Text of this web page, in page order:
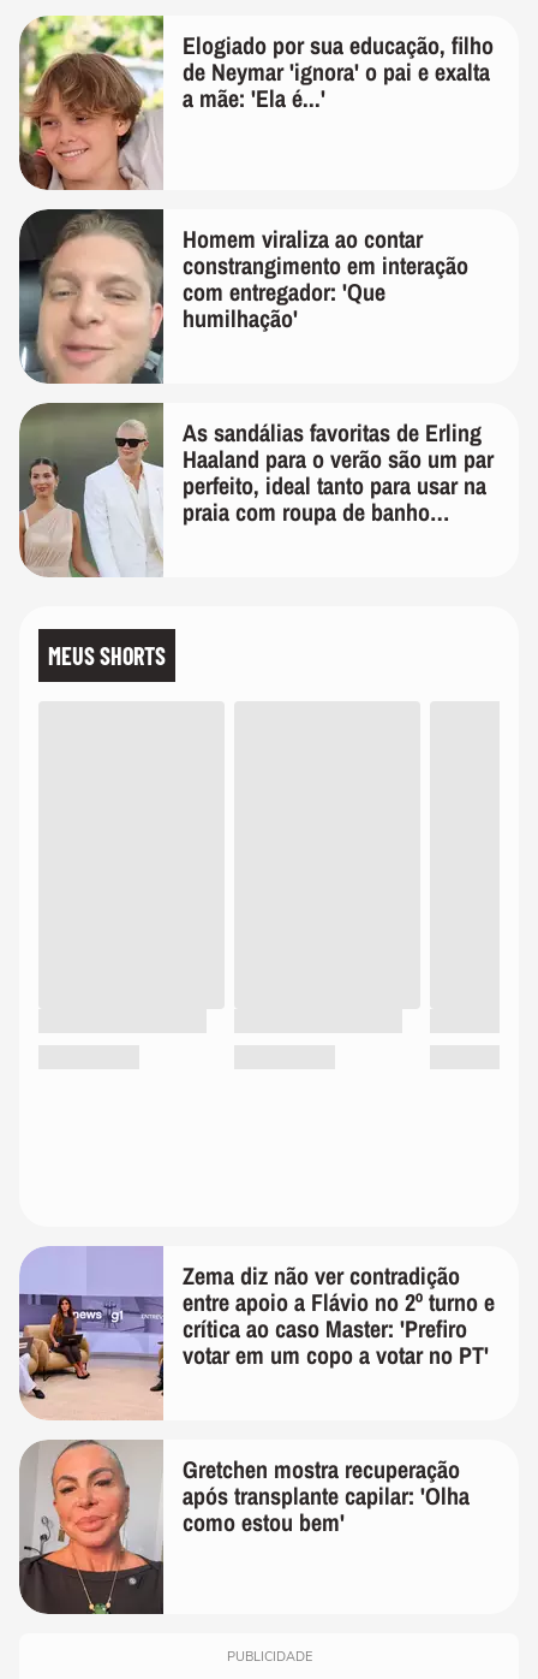
Elogiado por sua educação, filho
de Neymar 'ignora' o pai e exalta
a mãe: 'Ela é...'
Homem viraliza ao contar
constrangimento em interação
com entregador: 'Que
humilhação'
As sandálias favoritas de Erling
Haaland para o verão são um par
perfeito, ideal tanto para usar na
praia com roupa de banho
MEUS SHORTS
Zema diz não ver contradição
entre apoio a Flávio no 2º turno e
crítica ao caso Master: 'Prefiro
votar em um copo a votar no PT'
Gretchen mostra recuperação
após transplante capilar: 'Olha
como estou bem'
PUBLICIDADE